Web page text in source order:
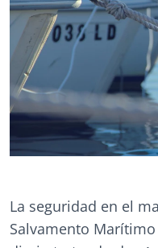
La seguridad en el
Salvamento